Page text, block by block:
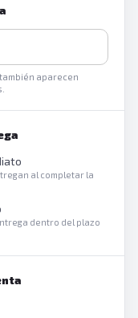
aparecen
al completar la
dentro del plazo